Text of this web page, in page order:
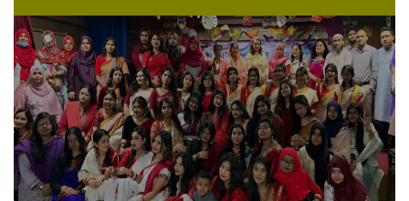
HOME
ABOUT US
FACULTIES
ACADEMICS